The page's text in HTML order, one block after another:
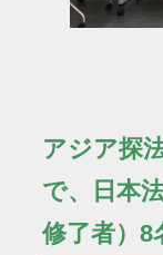
アジア探
で、日本
修了者）8